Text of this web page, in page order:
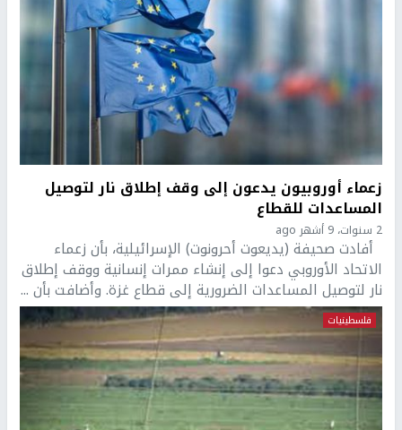
زعماء أوروبيون يدعون إلى وقف إطلاق نار لتوصيل
المساعدات للقطاع
2 سنوات، 9 أشهر ago
أفادت صحيفة (يديعوت أحرونوت) الإسرائيلية، بأن زعماء
الاتحاد الأوروبي دعوا إلى إنشاء ممرات إنسانية ووقف إطلاق
نار لتوصيل المساعدات الضرورية إلى قطاع غزة. وأضافت بأن ...
فلسطينيات